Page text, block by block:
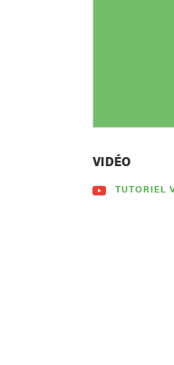
VIDÉO
TUTORIEL